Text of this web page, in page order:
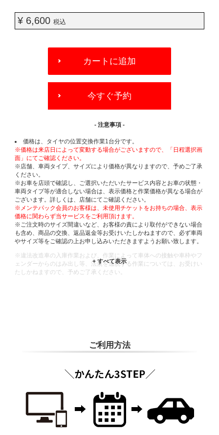
¥ 6,600 税込
OPTIONS
カートに追加
今すぐ予約
- 注意事項 -
価格は、タイヤの位置交換作業1台分です。
※価格は来店日によって変動する場合がございますので、「日程選択画
面」にてご確認ください。
※店舗、車両タイプ、サイズにより価格が異なりますので、予めご了承
ください。
※お車を店頭で確認し、ご選択いただいたサービス内容とお車の状態・
車両タイプ等が適合しない場合は、表示価格と作業価格が異なる場合が
ございます。詳しくは、店舗にてご確認ください。
※メンテパック会員のお客様は、未使用チケットをお持ちの場合、表示
価格に関わらず当サービスをご利用頂けます。
※ご注文時のサイズ間違いなど、お客様の責により取付ができない場合
も含め、商品の交換、返品返金等お受けいたしかねますので、必ず車両
やサイズ等をご確認の上お申し込みいただきますようお願い致します。
※違法改造車の入庫作業および、作業によって車体への接触や車枠やフ
ェンダーからのはみ出し等、法規を逸脱する作業については、お受けい
たしかねますので、予めご了承ください。
ご利用方法